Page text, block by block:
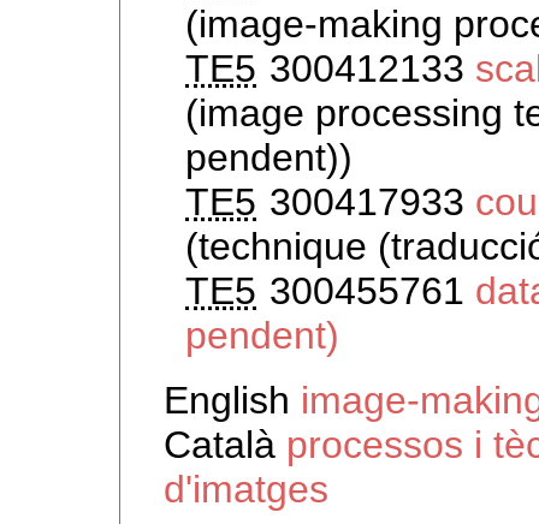
(image-making
TE5 300412133
(image processing
pendent))
TE5 300417933
(technique
TE5 300455761
pendent)
English image-
Català processos i
d'imatges